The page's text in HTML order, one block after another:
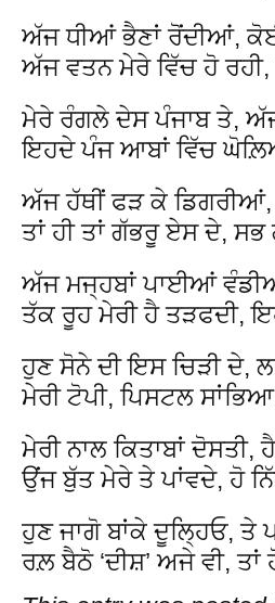
ਅੱਜ ਧੀਆਂ ਭੈਣਾਂ ਰੋਂਦੀਆਂ,
ਅੱਜ ਵਤਨ ਮੇਰੇ ਵਿੱਚ ਹੋ
ਮੇਰੇ ਰੰਗਲੇ ਦੇਸ ਪੰਜਾਬ ਤੇ,
ਇਹਦੇ ਪੰਜ ਆਬਾਂ ਵਿੱਚ
ਅੱਜ ਹੱਥੀਂ ਫੜ ਕੇ ਡਿਗਰੀਆਂ,
ਤਾਂ ਹੀ ਤਾਂ ਗੱਭਰੂ ਏਸ ਦੇ, ਸਭ
ਅੱਜ ਮਜ੍ਹਬਾਂ ਪਾਈਆਂ
ਤੱਕ ਰੂਹ ਮੇਰੀ ਹੈ ਤੜਫਦੀ,
ਹੁਣ ਸੋਨੇ ਦੀ ਇਸ ਚਿੜੀ ਦੇ,
ਮੇਰੀ ਟੋਪੀ, ਪਿਸਟਲ
ਮੇਰੀ ਨਾਲ ਕਿਤਾਬਾਂ ਦੋਸਤੀ,
ਉਂਜ ਬੁੱਤ ਮੇਰੇ ਤੇ ਪਾਂਵਦੇ, ਹੋ
ਹੁਣ ਜਾਗੋ ਬਾਂਕੇ ਦੂਲ੍ਹਿਓ, ਤੇ
ਰਲ਼ ਬੈਠੋ ‘ਦੀਸ਼’ ਅਜੇ ਵੀ, ਤਾਂ